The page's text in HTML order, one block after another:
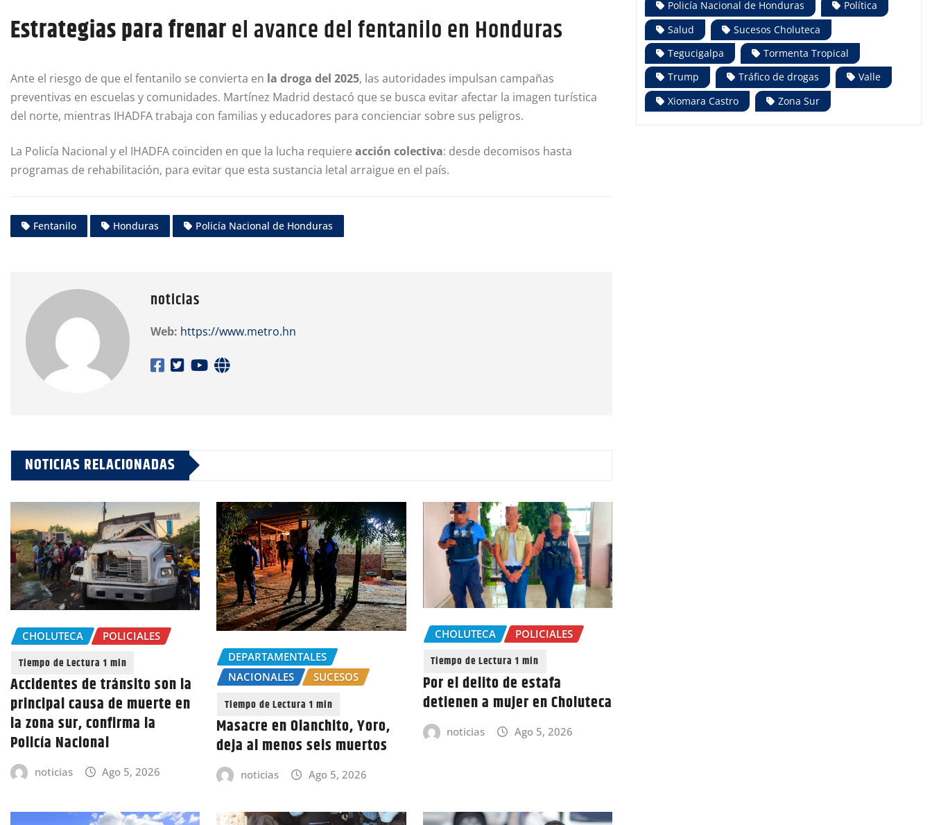
Estrategias para frenarel avance del fentanilo en Honduras
Ante el riesgo de que el fentanilo se convierta en la droga del 2025, las autoridades impulsan campañas
preventivas en escuelas y comunidades. Martínez Madrid destacó que se busca evitar afectar la imagen turística
del norte, mientras IHADFA trabaja con familias y educadores para concienciar sobre sus peligros.
La Policía Nacional y el IHADFA coinciden en que la lucha requiere acción colectiva: desde decomisos hasta
programas de rehabilitación, para evitar que esta sustancia letal arraigue en el país.
Fentanilo Honduras Policía Nacional de Honduras
noticias
Web: https://www.metro.hn
NOTICIAS RELACIONADAS
CHOLUTECA POLICIALES
Accidentes de tránsito son la
principal causa de muerte en
la zona sur, confirma la
Policía Nacional
noticias Ago 5, 2026
DEPARTAMENTALES
NACIONALES
SUCESOS
Masacre en Olanchito, Yoro,
deja al menos seis muertos
noticias Ago 5, 2026
CHOLUTECA POLICIALES
Por el delito de estafa
detienen a mujer en Choluteca
noticias Ago 5, 2026
Policía Nacional de Honduras
Política
Salud
Sucesos Choluteca
Tegucigalpa
Tormenta Tropical
Trump
Tráfico de drogas
Valle
Xiomara Castro
Zona Sur